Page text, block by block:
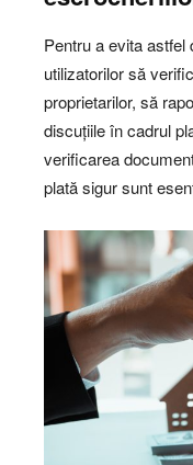
Pentru a evita
utilizatorilor să
proprietarilor, să
discuțiile în cadrul
verificarea
plată sigur sunt